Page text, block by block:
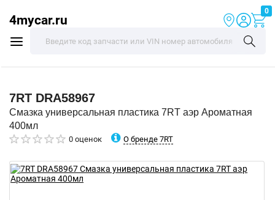
4mycar.ru
0
7RT DRA58967
Смазка универсальная пластика 7RT аэр Ароматная
400мл
0 оценок О бренде 7RT